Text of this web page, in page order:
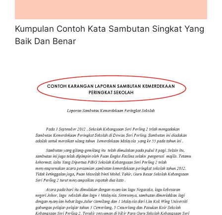
Kumpulan Contoh Kata Sambutan Singkat Yang
Baik Dan Benar